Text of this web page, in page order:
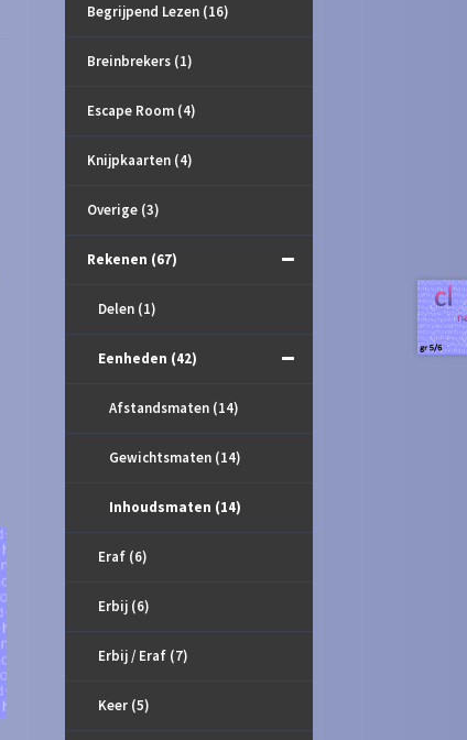
Begrijpend Lezen (16)
Breinbrekers (1)
Escape Room (4)
Knijpkaarten (4)
Overige (3)
Rekenen (67)
Delen (1)
Eenheden (42)
Afstandsmaten (14)
Gewichtsmaten (14)
Inhoudsmaten (14)
Eraf (6)
Erbij (6)
Erbij / Eraf (7)
Keer (5)